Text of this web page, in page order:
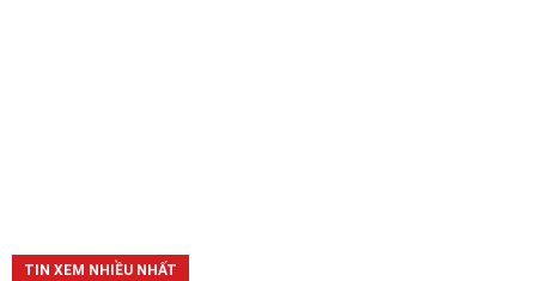
TIN XEM NHIỀU NHẤT